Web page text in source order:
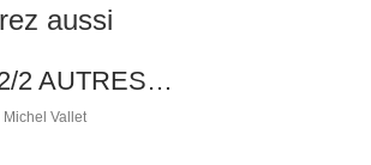
aussi
2 AUTRES…
Michel Vallet